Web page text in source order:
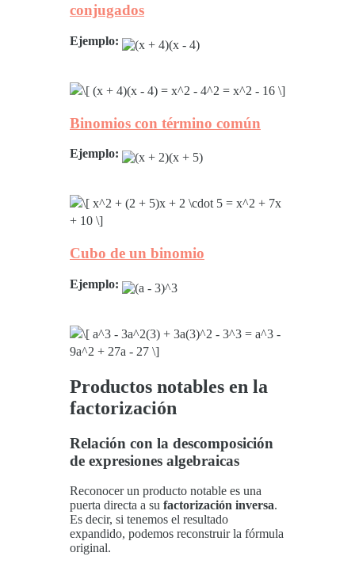
conjugados
Ejemplo:
Binomios con término común
Ejemplo:
Cubo de un binomio
Ejemplo:
Productos notables en la
factorización
Relación con la descomposición
de expresiones algebraicas
Reconocer un producto notable es una
puerta directa a su factorización inversa.
Es decir, si tenemos el resultado
expandido, podemos reconstruir la fórmula
original.